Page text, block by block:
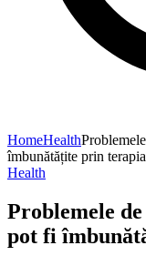
HomeHealth
îmbunătățite prin
Health
Problemele
pot fi